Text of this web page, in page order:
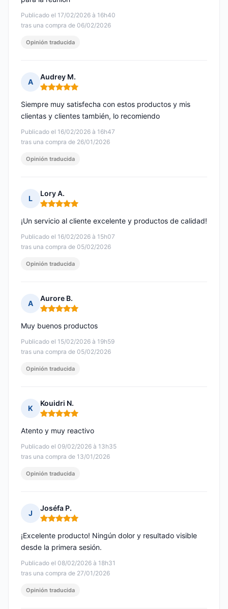
Publicado el 17/02/2026 à 16h40
tras una compra de 06/02/2026
Opinión traducida
A
Audrey M.
Nota: 5 de 5
Publicado el 16/02/2026 à 16h47
tras una compra de 26/01/2026
Siempre muy satisfecha con estos productos y mis
clientas y clientes también, lo recomiendo
Opinión traducida
L
Lory A.
Nota: 5 de 5
Publicado el 16/02/2026 à 15h07
tras una compra de 05/02/2026
¡Un servicio al cliente excelente y productos de calidad!
Opinión traducida
A
Aurore B.
Nota: 5 de 5
Publicado el 15/02/2026 à 19h59
tras una compra de 05/02/2026
Muy buenos productos
Opinión traducida
K
Kouidri N.
Nota: 5 de 5
Publicado el 09/02/2026 à 13h35
tras una compra de 13/01/2026
Atento y muy reactivo
Opinión traducida
J
Joséfa P.
Nota: 5 de 5
Publicado el 08/02/2026 à 18h31
tras una compra de 27/01/2026
¡Excelente producto! Ningún dolor y resultado visible
desde la primera sesión.
Opinión traducida